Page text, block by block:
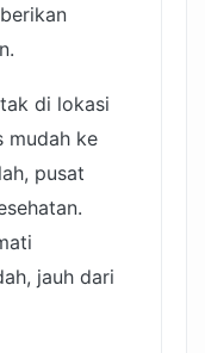
di lokasi
mudah ke
pusat
jauh dari